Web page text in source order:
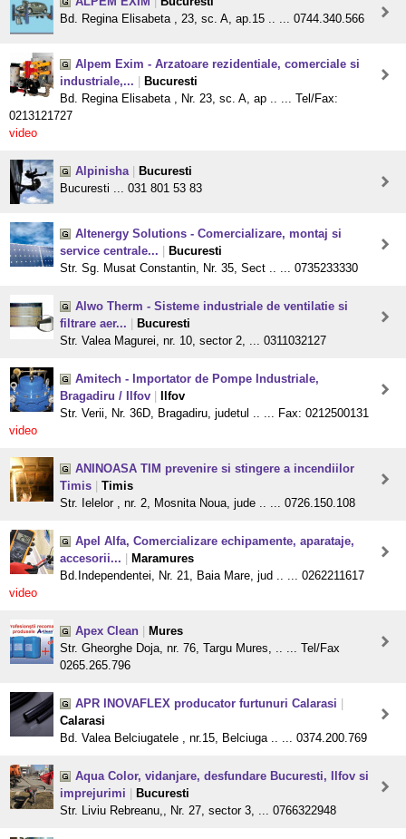
Bd. Regina Elisabeta , 23, sc. A, ap.15 .. ... 0744.340.566
Alpem Exim - Arzatoare rezidentiale, comerciale si
industriale,...
Bucuresti
Bd. Regina Elisabeta , Nr. 23, sc. A, ap .. ... Tel/Fax:
0213121727
video
Alpinisha
Bucuresti
Bucuresti ... 031 801 53 83
Altenergy Solutions - Comercializare, montaj si
service centrale...
Bucuresti
Str. Sg. Musat Constantin, Nr. 35, Sect .. ... 0735233330
Alwo Therm - Sisteme industriale de ventilatie si
filtrare aer...
Bucuresti
Str. Valea Magurei, nr. 10, sector 2, ... 0311032127
Amitech - Importator de Pompe Industriale,
Bragadiru / Ilfov
Ilfov
Str. Verii, Nr. 36D, Bragadiru, judetul .. ... Fax: 0212500131
video
ANINOASA TIM prevenire si stingere a incendiilor
Timis
Timis
Str. Ielelor , nr. 2, Mosnita Noua, jude .. ... 0726.150.108
Apel Alfa, Comercializare echipamente, aparataje,
accesorii...
Maramures
Bd.Independentei, Nr. 21, Baia Mare, jud .. ... 0262211617
video
Apex Clean
Mures
Str. Gheorghe Doja, nr. 76, Targu Mures, .. ... Tel/Fax
0265.265.796
APR INOVAFLEX producator furtunuri Calarasi
Calarasi
Bd. Valea Belciugatele , nr.15, Belciuga .. ... 0374.200.769
Aqua Color, vidanjare, desfundare Bucuresti, Ilfov si
imprejurimi
Bucuresti
Str. Liviu Rebreanu,, Nr. 27, sector 3, ... 0766322948